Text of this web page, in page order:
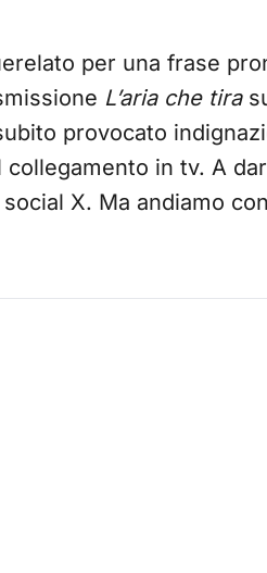
per una frase
L’aria che tira
provocato
in tv. A
X. Ma andiamo